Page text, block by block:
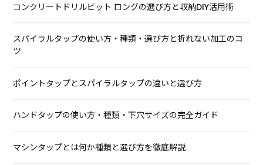
コンクリートドリルビット ロングの選び方と収納DIY活用術
スパイラルタップの使い方・種類・選び方と折れない加工のコ
ツ
ポイントタップとスパイラルタップの違いと選び方
ハンドタップの使い方・種類・下穴サイズの完全ガイド
マシンタップとは何か種類と選び方を徹底解説